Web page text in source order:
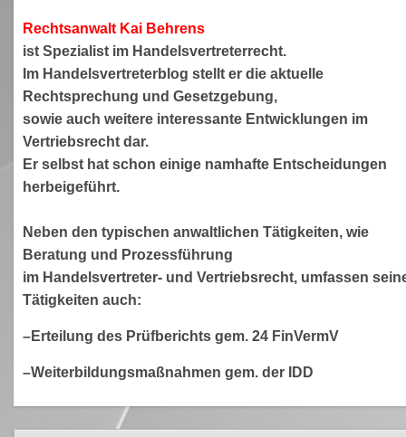
Rechtsanwalt Kai Behrens
ist Spezialist im Handelsvertreterrecht.
Im Handelsvertreterblog stellt er die aktuelle
Rechtsprechung und Gesetzgebung,
sowie auch weitere interessante Entwicklungen im
Vertriebsrecht dar.
Er selbst hat schon einige namhafte Entscheidungen
herbeigeführt.
Neben den typischen anwaltlichen Tätigkeiten, wie
Beratung und Prozessführung
im Handelsvertreter- und Vertriebsrecht, umfassen
Tätigkeiten auch:
–Erteilung des Prüfberichts gem. 24 FinVermV
–Weiterbildungsmaßnahmen gem. der IDD